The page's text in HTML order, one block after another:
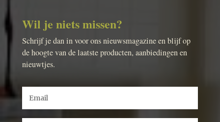
Wil je niets missen?
Schrijf je dan in voor ons nieuwsmagazine en blijf op
de hoogte van de laatste producten, aanbiedingen en
nieuwtjes.